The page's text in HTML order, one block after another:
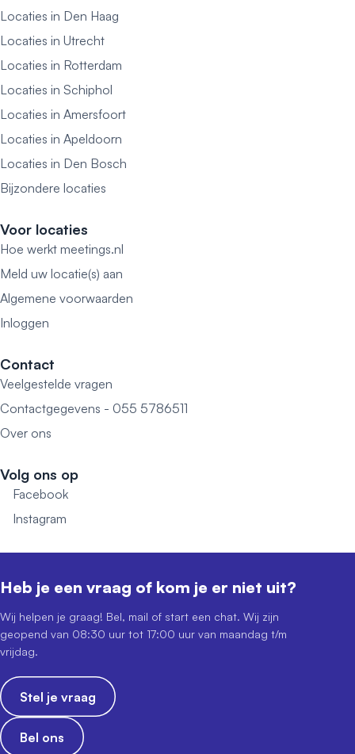
Locaties in Den Haag
Locaties in Utrecht
Locaties in Rotterdam
Locaties in Schiphol
Locaties in Amersfoort
Locaties in Apeldoorn
Locaties in Den Bosch
Bijzondere locaties
Voor locaties
Hoe werkt meetings.nl
Meld uw locatie(s) aan
Algemene voorwaarden
Inloggen
Contact
Veelgestelde vragen
Contactgegevens - 055 5786511
Over ons
Volg ons op
Facebook
Instagram
Heb je een vraag of kom je er niet uit?
Wij helpen je graag! Bel, mail of start een chat. Wij zijn
geopend van 08:30 uur tot 17:00 uur van maandag t/m
vrijdag.
Stel je vraag
Bel ons